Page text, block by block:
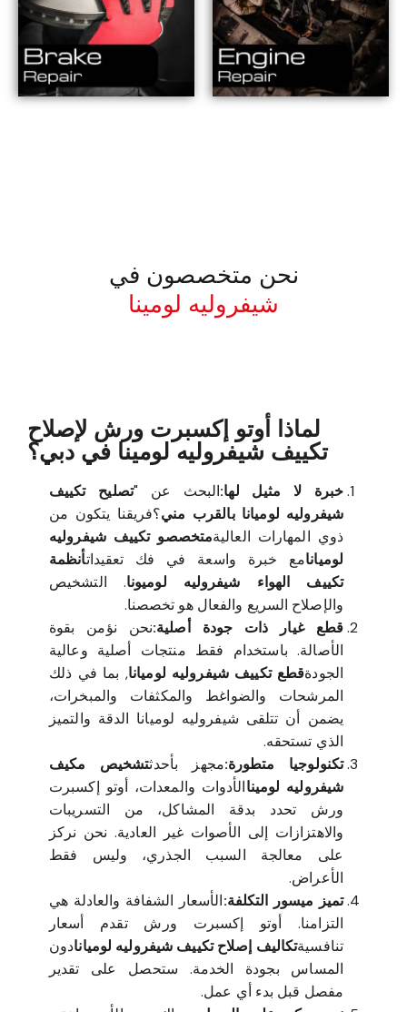
نحن متخصصون في
شيفروليه لومينا
لماذا أوتو إكسبرت ورش لإصلاح
تكييف شيفروليه لومينا في دبي؟
خبرة لا مثيل لها:البحث عن "تصليح تكييف
شيفروليه لوميانا بالقرب مني؟فريقنا يتكون من
ذوي المهارات العاليةمتخصصو تكييف شيفروليه
لوميانامع خبرة واسعة في فك تعقيداتأنظمة
تكييف الهواء شيفروليه لوميونا. التشخيص
والإصلاح السريع والفعال هو تخصصنا.
قطع غيار ذات جودة أصلية:نحن نؤمن بقوة
الأصالة. باستخدام فقط منتجات أصلية وعالية
الجودةقطع تكييف شيفروليه لوميانا, بما في ذلك
المرشحات والضواغط والمكثفات والمبخرات،
يضمن أن تتلقى شيفروليه لوميانا الدقة والتميز
الذي تستحقه.
تكنولوجيا متطورة:مجهز بأحدثتشخيص مكيف
شيفروليه لوميناالأدوات والمعدات، أوتو إكسبرت
ورش تحدد بدقة المشاكل، من التسريبات
والاهتزازات إلى الأصوات غير العادية. نحن نركز
على معالجة السبب الجذري، وليس فقط
الأعراض.
تميز ميسور التكلفة:الأسعار الشفافة والعادلة هي
التزامنا. أوتو إكسبرت ورش تقدم أسعار
تنافسيةتكاليف إصلاح تكييف شيفروليه لوميانادون
المساس بجودة الخدمة. ستحصل على تقدير
مفصل قبل بدء أي عمل.